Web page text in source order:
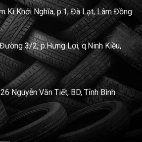
Kì Khởi Nghĩa, p.1, Đà Lạt, Lâm Đồng
3/2, p.Hưng Lợi, q.Ninh Kiều,
Nguyễn Văn Tiết, BD, Tỉnh Bình